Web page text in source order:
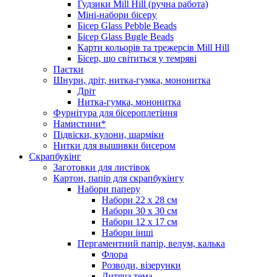
Гудзики Mill Hill (ручна работа)
Міні-набори бісеру
Бісер Glass Pebble Beads
Бісер Glass Bugle Beads
Карти кольорів та трежерсів Mill Hill
Бісер, що світиться у темряві
Паєтки
Шнури, дріт, нитка-гумка, мононитка
Дріт
Нитка-гумка, мононитка
Фурнітура для бісероплетіння
Намистини*
Підвіски, кулони, шарміки
Нитки для вышивки бисером
Скрапбукінг
Заготовки для листівок
Картон, папір для скрапбукінгу
Набори паперу
Набори 22 х 28 см
Набори 30 х 30 см
Набори 12 х 17 см
Набори інші
Пергаментний папір, велум, калька
Флора
Розводи, візерунки